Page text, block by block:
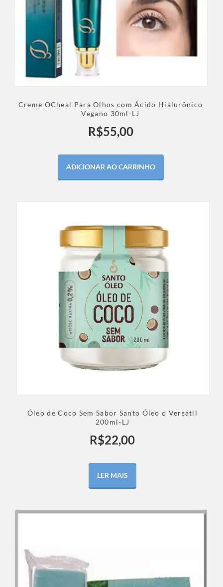
Creme OCheal Para Olhos com Ácido Hialurônico
Vegano 30ml-LJ
R$55,00
ADICIONAR AO CARRINHO
Óleo de Coco Sem Sabor Santo Óleo o Versátil
200ml-LJ
R$22,00
LER MAIS